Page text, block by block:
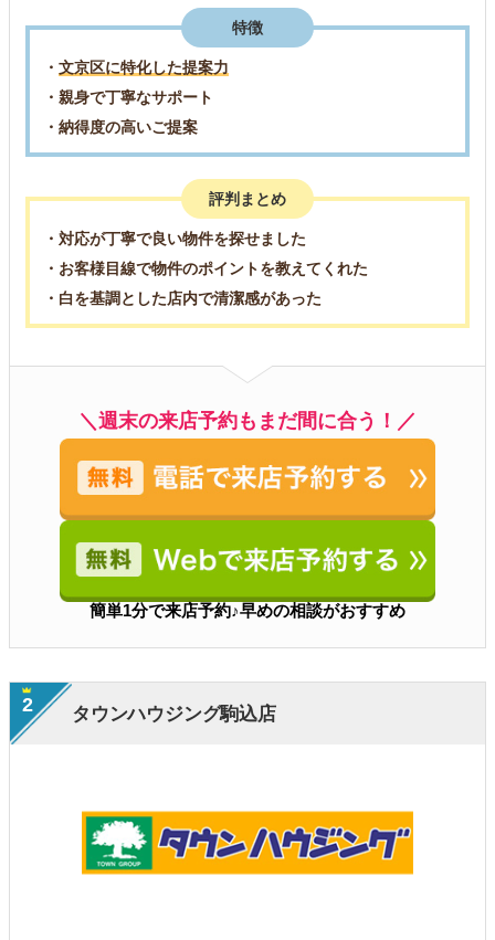
特徴
・ 文京区に特化した提案力
・親身で丁寧なサポート
・納得度の高いご提案
評判まとめ
・対応が丁寧で良い物件を探せました
・お客様目線で物件のポイントを教えてくれた
・白を基調とした店内で清潔感があった
＼週末の来店予約もまだ間に合う！／
簡単1分で来店予約♪早めの相談がおすすめ
タウンハウジング駒込店
2